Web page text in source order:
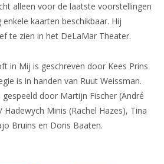
alleen voor de laatste voorstellingen
kaarten beschikbaar. Hij
te zien in het DeLaMar Theater.
in Mij is geschreven door Kees Prins
is in handen van Ruut Weissman.
door Martijn Fischer (André
Hadewych Minis (Rachel Hazes), Tina
Bruins en Doris Baaten.